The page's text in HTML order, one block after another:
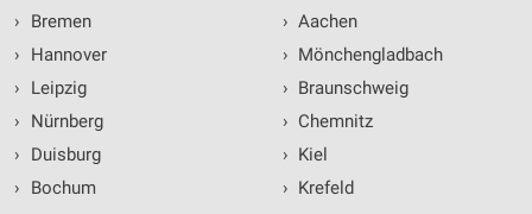
›
Bremen
›
Hannover
›
Leipzig
›
Nürnberg
›
Duisburg
›
Bochum
› Aachen
› Mönchengladbach
› Braunschweig
› Chemnitz
› Kiel
› Krefeld